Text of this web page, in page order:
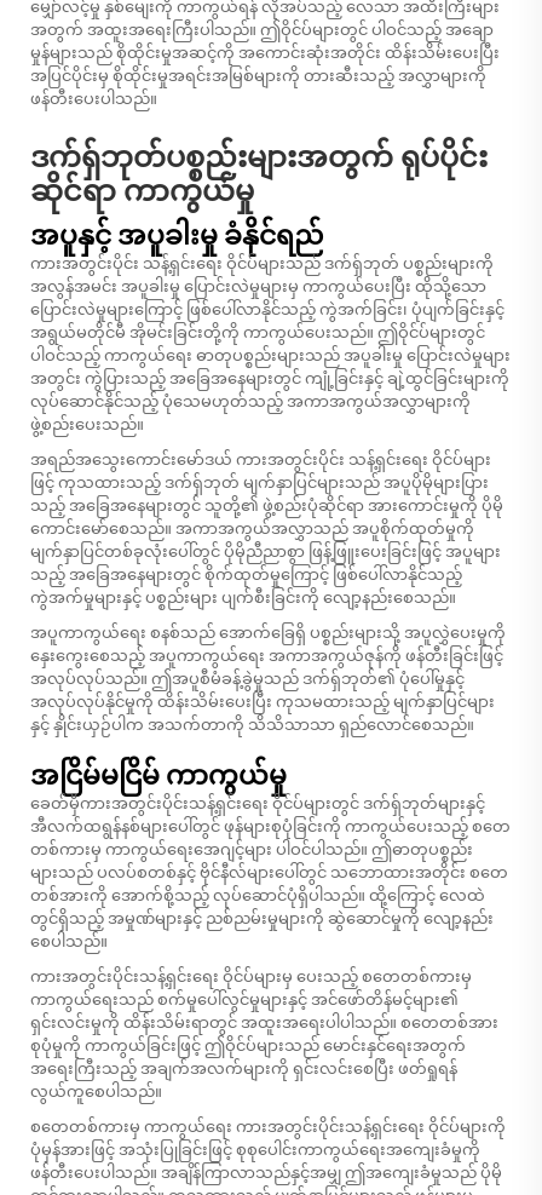
မျှော်လင့်မှု နှစ်မျေးကို ကာကွယ်ရန် လိုအပ်သည့် လေသာ အထီးကြီးများ
အတွက် အထူးအရေးကြီးပါသည်။ ဤဝိုင်ပ်များတွင် ပါဝင်သည့် အချော
မှုန်များသည် စိုထိုင်းမှုအဆင့်ကို အကောင်းဆုံးအတိုင်း ထိန်းသိမ်းပေးပြီး
အပြင်ပိုင်းမှ စိုထိုင်းမှုအရင်းအမြစ်များကို တားဆီးသည့် အလွှာများကို
ဖန်တီးပေးပါသည်။
ဒက်ရှ်ဘုတ်ပစ္စည်းများအတွက် ရုပ်ပိုင်း
ဆိုင်ရာ ကာကွယ်မှု
အပူနှင့် အပူခါးမှု ခံနိုင်ရည်
ကားအတွင်းပိုင်း သန့်ရှင်းရေး ဝိုင်ပ်များသည် ဒက်ရှ်ဘုတ် ပစ္စည်းများကို
အလွန်အမင်း အပူခါးမှု ပြောင်းလဲမှုများမှ ကာကွယ်ပေးပြီး ထိုသို့သော
ပြောင်းလဲမှုများကြောင့် ဖြစ်ပေါ်လာနိုင်သည့် ကွဲအက်ခြင်း၊ ပုံပျက်ခြင်းနှင့်
အရွယ်မတိုင်မီ အိုမင်းခြင်းတို့ကို ကာကွယ်ပေးသည်။ ဤဝိုင်ပ်များတွင်
ပါဝင်သည့် ကာကွယ်ရေး ဓာတုပစ္စည်းများသည် အပူခါးမှု ပြောင်းလဲမှုများ
အတွင်း ကွဲပြားသည့် အခြေအနေများတွင် ကျုံ့ခြင်းနှင့် ချဲ့ထွင်ခြင်းများကို
လုပ်ဆောင်နိုင်သည့် ပုံသေမဟုတ်သည့် အကာအကွယ်အလွှာများကို
ဖွဲ့စည်းပေးသည်။
အရည်အသွေးကောင်းမော်ဒယ် ကားအတွင်းပိုင်း သန့်ရှင်းရေး ဝိုင်ပ်များ
ဖြင့် ကုသထားသည့် ဒက်ရှ်ဘုတ် မျက်နှာပြင်များသည် အပူပိုမိုများပြား
သည့် အခြေအနေများတွင် သူတို့၏ ဖွဲ့စည်းပုံဆိုင်ရာ အားကောင်းမှုကို ပိုမို
ကောင်းမော်စေသည်။ အကာအကွယ်အလွှာသည် အပူစိုက်ထုတ်မှုကို
မျက်နှာပြင်တစ်ခုလုံးပေါ်တွင် ပိုမိုညီညာစွာ ဖြန့်ဖြူးပေးခြင်းဖြင့် အပူများ
သည့် အခြေအနေများတွင် စိုက်ထုတ်မှုကြောင့် ဖြစ်ပေါ်လာနိုင်သည့်
ကွဲအက်မှုများနှင့် ပစ္စည်းများ ပျက်စီးခြင်းကို လျော့နည်းစေသည်။
အပူကာကွယ်ရေး စနစ်သည် အောက်ခြေရှိ ပစ္စည်းများသို့ အပူလွှဲပေးမှုကို
နှေးကွေးစေသည့် အပူကာကွယ်ရေး အကာအကွယ်ဇုန်ကို ဖန်တီးခြင်းဖြင့်
အလုပ်လုပ်သည်။ ဤအပူစီမံခန့်ခွဲမှုသည် ဒက်ရှ်ဘုတ်၏ ပုံပေါ်မှုနှင့်
အလုပ်လုပ်နိုင်မှုကို ထိန်းသိမ်းပေးပြီး ကုသမထားသည့် မျက်နှာပြင်များ
နှင့် နှိုင်းယှဉ်ပါက အသက်တာကို သိသိသာသာ ရှည်လောင်စေသည်။
အငြိမ်မငြိမ် ကာကွယ်မှု
ခေတ်မှီကားအတွင်းပိုင်းသန့်ရှင်းရေး ဝိုင်ပ်များတွင် ဒက်ရှ်ဘုတ်များနှင့်
အီလက်ထရွန်နစ်များပေါ်တွင် ဖုန်များစုပုံခြင်းကို ကာကွယ်ပေးသည့် စတေ
တစ်ကားမှ ကာကွယ်ရေးအေဂျင့်များ ပါဝင်ပါသည်။ ဤဓာတုပစ္စည်း
များသည် ပလပ်စတစ်နှင့် ဗိုင်နီလ်များပေါ်တွင် သဘောထားအတိုင်း စတေ
တစ်အားကို အောက်စို့သည့် လုပ်ဆောင်ပုံရှိပါသည်။ ထို့ကြောင့် လေထဲ
တွင်ရှိသည့် အမှုဏ်များနှင့် ညစ်ညမ်းမှုများကို ဆွဲဆောင်မှုကို လျော့နည်း
စေပါသည်။
ကားအတွင်းပိုင်းသန့်ရှင်းရေး ဝိုင်ပ်များမှ ပေးသည့် စတေတစ်ကားမှ
ကာကွယ်ရေးသည် စက်မှုပေါ်လွင်မှုများနှင့် အင်ဖော်တိန်မင့်များ၏
ရှင်းလင်းမှုကို ထိန်းသိမ်းရာတွင် အထူးအရေးပါပါသည်။ စတေတစ်အား
စုပုံမှုကို ကာကွယ်ခြင်းဖြင့် ဤဝိုင်ပ်များသည် မောင်းနှင်ရေးအတွက်
အရေးကြီးသည့် အချက်အလက်များကို ရှင်းလင်းစေပြီး ဖတ်ရှုရန်
လွယ်ကူစေပါသည်။
စတေတစ်ကားမှ ကာကွယ်ရေး ကားအတွင်းပိုင်းသန့်ရှင်းရေး ဝိုင်ပ်များကို
ပုံမှန်အားဖြင့် အသုံးပြုခြင်းဖြင့် စုစုပေါင်းကာကွယ်ရေးအကျေးခံမှုကို
ဖန်တီးပေးပါသည်။ အချိန်ကြာလာသည်နှင့်အမျှ ဤအကျေးခံမှုသည် ပိုမို